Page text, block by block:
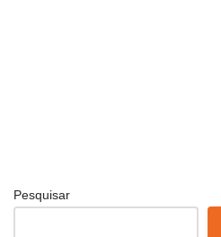
Pesquisar